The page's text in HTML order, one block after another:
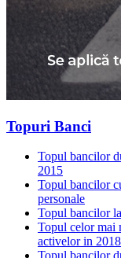
Topuri Banci
Topul bancilor
2015
Topul bancilor
personale
Topul bancilor
Topul celor mai
activelor in 2018